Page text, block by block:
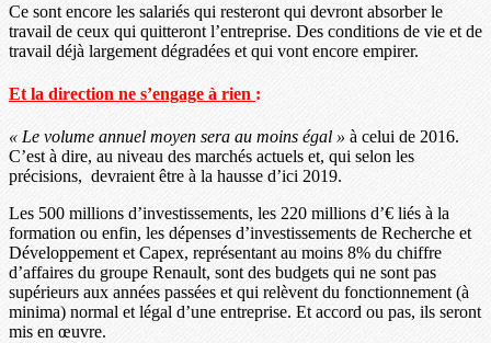
Ce sont encore les salariés qui resteront qui devront absorber le
travail de ceux qui quitteront l’entreprise. Des conditions de vie et de
travail déjà largement dégradées et qui vont encore empirer.
Et la direction ne s’engage à rien :
« Le volume annuel moyen sera au moins égal » à celui de 2016.
C’est à dire, au niveau des marchés actuels et, qui selon les
précisions, devraient être à la hausse d’ici 2019.
Les 500 millions d’investissements, les 220 millions d’€ liés à la
formation ou enfin, les dépenses d’investissements de Recherche et
Développement et Capex, représentant au moins 8% du chiffre
d’affaires du groupe Renault, sont des budgets qui ne sont pas
supérieurs aux années passées et qui relèvent du fonctionnement (à
minima) normal et légal d’une entreprise. Et accord ou pas, ils seront
mis en œuvre.